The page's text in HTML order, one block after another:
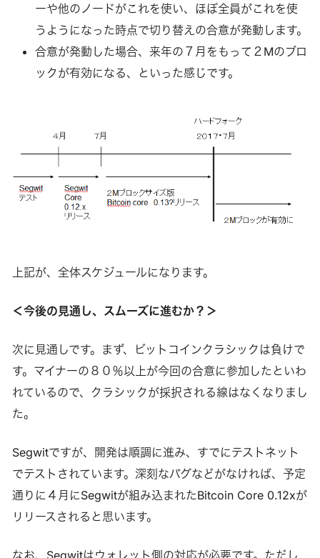
ーや他のノードがこれを使い、ほぼ全員がこれを使
うようになった時点で切り替えの合意が発動します。
合意が発動した場合、来年の７月をもって２Mのブロ
ックが有効になる、といった感じです。
上記が、全体スケジュールになります。
＜今後の見通し、スムーズに進むか？＞
次に見通しです。まず、ビットコインクラシックは負けで
す。マイナーの８０％以上が今回の合意に参加したといわ
れているので、クラシックが採択される線はなくなりまし
た。
Segwitですが、開発は順調に進み、すでにテストネット
でテストされています。深刻なバグなどがなければ、予定
通りに４月にSegwitが組み込まれたBitcoin Core 0.12xが
リリースされると思います。